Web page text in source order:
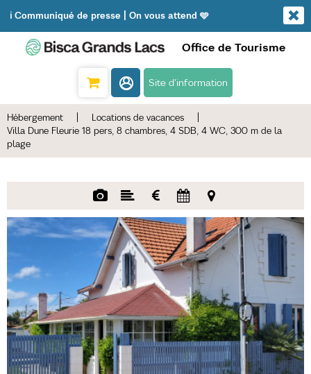
ℹ️ Communiqué de presse | On vous attend 🩵
Office de Tourisme
Site d'information
Hébergement Locations de vacances
Villa Dune Fleurie 18 pers, 8 chambres, 4 SDB, 4 WC, 300 m de la
plage